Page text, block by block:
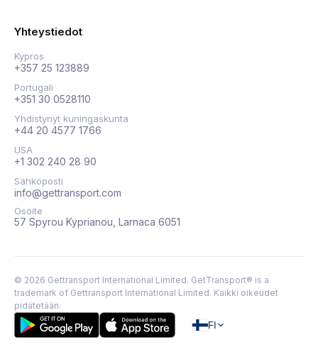
Yhteystiedot
Kypros
+357 25 123889
Portugali
+351 30 0528110
Yhdistynyt kuningaskunta
+44 20 4577 1766
USA
+1 302 240 28 90
Sähköposti
info@gettransport.com
Osoite
57 Spyrou Kyprianou, Larnaca 6051
© 2026 Gettransport International Limited. GetTransport® is a
trademark of Gettransport International Limited. Kaikki oikeudet
pidätetään.
FI